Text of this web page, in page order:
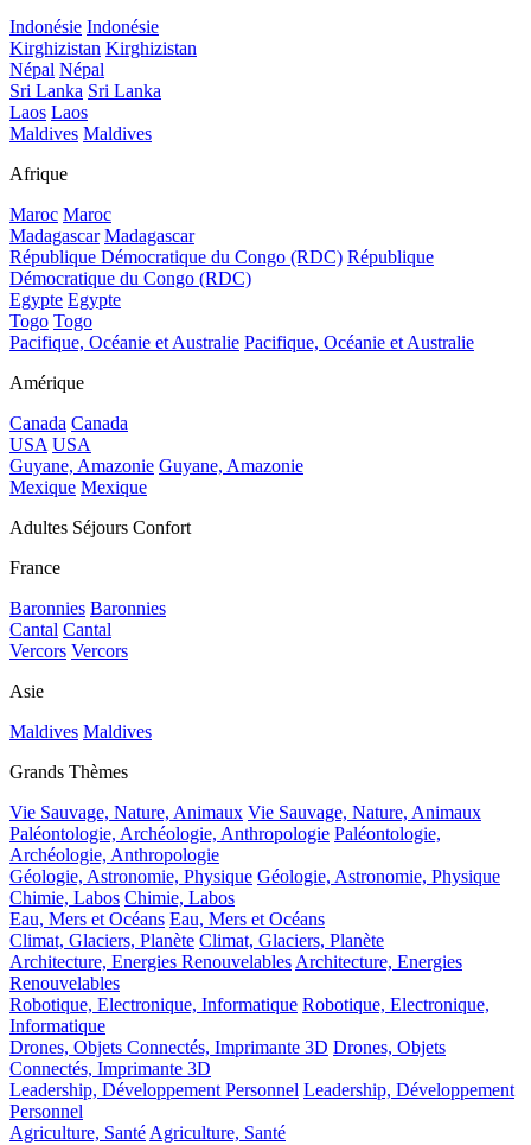
Indonésie Indonésie
Kirghizistan Kirghizistan
Népal Népal
Sri Lanka Sri Lanka
Laos Laos
Maldives Maldives
Afrique
Maroc Maroc
Madagascar Madagascar
République Démocratique du Congo (RDC) République
Démocratique du Congo (RDC)
Egypte Egypte
Togo Togo
Pacifique, Océanie et Australie Pacifique, Océanie et Australie
Amérique
Canada Canada
USA USA
Guyane, Amazonie Guyane, Amazonie
Mexique Mexique
Adultes Séjours Confort
France
Baronnies Baronnies
Cantal Cantal
Vercors Vercors
Asie
Maldives Maldives
Grands Thèmes
Vie Sauvage, Nature, Animaux Vie Sauvage, Nature, Animaux
Paléontologie, Archéologie, Anthropologie Paléontologie,
Archéologie, Anthropologie
Géologie, Astronomie, Physique Géologie, Astronomie, Physique
Chimie, Labos Chimie, Labos
Eau, Mers et Océans Eau, Mers et Océans
Climat, Glaciers, Planète Climat, Glaciers, Planète
Architecture, Energies RenouvelablesArchitecture, Energies
Renouvelables
Robotique, Electronique, Informatique Robotique, Electronique,
Informatique
Drones, Objets Connectés, Imprimante 3D Drones, Objets
Connectés, Imprimante 3D
Leadership, Développement Personnel Leadership, Développement
Personnel
Agriculture, SantéAgriculture, Santé